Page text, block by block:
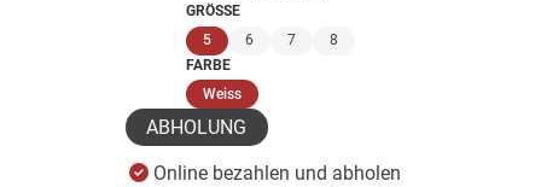
GRÖSSE
5(ausgewählt)
6 7
8
FARBE
Weiss(ausgewählt)
ABHOLUNG
Online bezahlen und abholen